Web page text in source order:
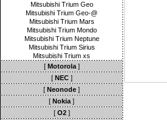
Mitsubishi Trium Geo
Mitsubishi Trium Geo-@
Mitsubishi Trium Mars
Mitsubishi Trium Mondo
Mitsubishi Trium Neptune
Mitsubishi Trium Sirius
Mitsubishi Trium xs
[ Motorola]
[ NEC]
[ Neonode ]
[ Nokia ]
[ O2]